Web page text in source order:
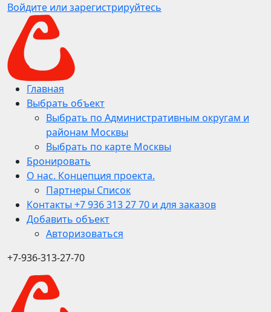
Войдите или зарегистрируйтесь
Главная
Выбрать объект
Выбрать по Административным округам и
районам Москвы
Выбрать по карте Москвы
Бронировать
О нас. Концепция проекта.
Партнеры Список
Контакты +7 936 313 27 70 и для заказов
Добавить объект
Авторизоваться
+7-936-313-27-70